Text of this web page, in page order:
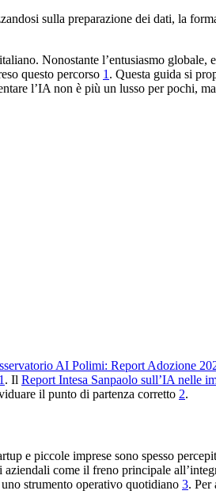
sulla preparazione dei dati, la
Nonostante l’entusiasmo globale,
questo percorso 1 . Questa guida si
l’IA non è più un lusso per pochi,
AI Polimi: Report Adozione
1. Il Report Intesa Sanpaolo sull’IA nelle
il punto di partenza corretto 2.
e piccole imprese sono spesso
come il freno principale
strumento operativo quotidiano 3. Per